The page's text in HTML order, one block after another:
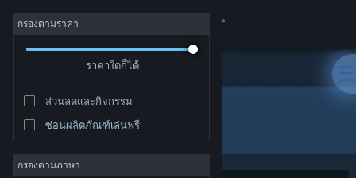
เข้าสู่ระบบ
ชุมชน
เกี่ยวกับ
กรองตามราคา
ราคาใดก็ได้
ส่วนลดและกิจกรรม
ซ่อนผลิตภัณฑ์เล่นฟรี
กรองตามภาษา
ผู้พัฒนา: Nerdvision Games